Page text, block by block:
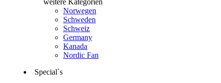
weitere Kategorien
Norwegen
Schweden
Schweiz
Germany
Kanada
Nordic Fan
Special`s